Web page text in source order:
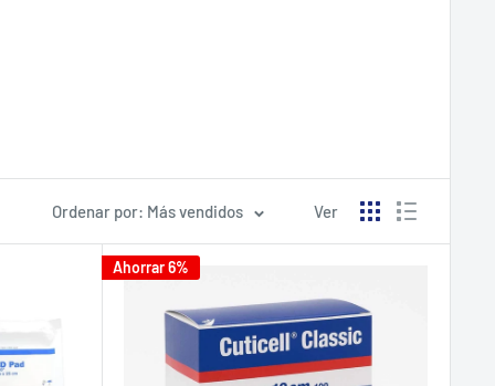
Ordenar por: Más vendidos Ver
Ahorrar 6%